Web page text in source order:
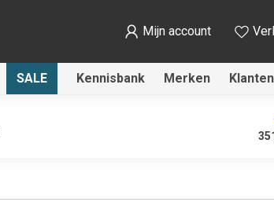
Mijn account
SALE Kennisbank Merken